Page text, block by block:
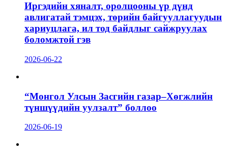
Иргэдийн хяналт, оролцооны үр дүнд
авлигатай тэмцэх, төрийн байгууллагуудын
хариуцлага, ил тод байдлыг сайжруулах
боломжтой гэв
2026-06-22
“Монгол Улсын Засгийн газар–Хөгжлийн
түншүүдийн уулзалт” боллоо
2026-06-19